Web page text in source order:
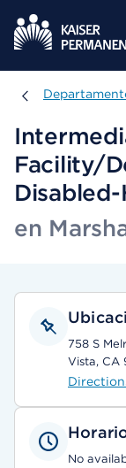
Facility/
en
758 S
Vista, CA
No